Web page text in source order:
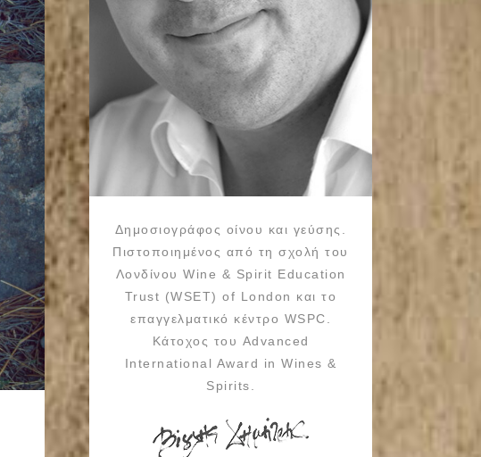
Δημοσιογράφος οίνου και γεύσης.
Πιστοποιημένος από τη σχολή του
Λονδίνου Wine & Spirit Education
Trust (WSET) of London και το
επαγγελματικό κέντρο WSPC.
Κάτοχος του Advanced
International Award in Wines &
Spirits.